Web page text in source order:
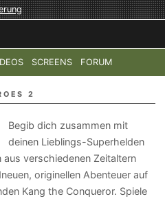
SCREENS FORUM
WARFARE 4 HALO:
2
Begib dich zusammen mit
deinen Lieblings-Superhelden
verschiedenen Zeitaltern
originellen Abenteuer auf
Kang the Conqueror. Spiele